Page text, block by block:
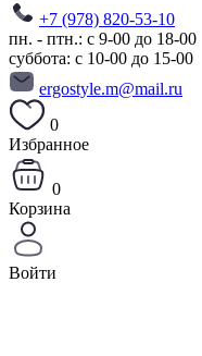
+7 (978) 820-53-10
пн. - птн.: с 9-00 до 18-00
суббота: с 10-00 до 15-00
ergostyle.m@mail.ru
0
Избранное
0
Корзина
Войти